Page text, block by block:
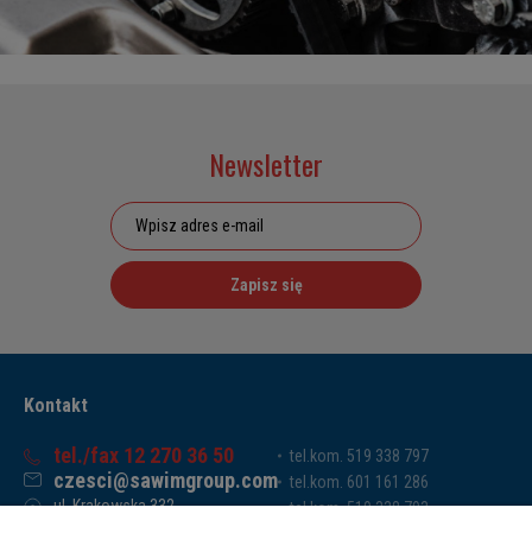
Newsletter
Zapisz się
Kontakt
tel./fax 12 270 36 50
czesci@sawimgroup.com
ul. Krakowska 332,
tel.kom. 519 338 797
tel.kom. 601 161 286
tel.kom. 519 338 793